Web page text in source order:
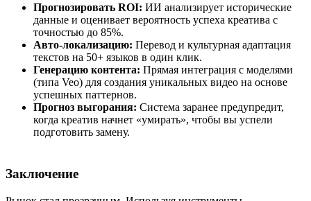
Прогнозировать ROI: ИИ анализирует исторические
данные и оценивает вероятность успеха креатива с
точностью до 85%.
Авто-локализацию: Перевод и культурная адаптация
текстов на 50+ языков в один клик.
Генерацию контента: Прямая интеграция с моделями
(типа Veo) для создания уникальных видео на основе
успешных паттернов.
Прогноз выгорания: Система заранее предупредит,
когда креатив начнет «умирать», чтобы вы успели
подготовить замену.
Заключение